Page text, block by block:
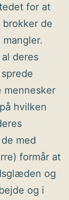
for at
de
deres
mennesker
hvilken
med
formår at
og
og i